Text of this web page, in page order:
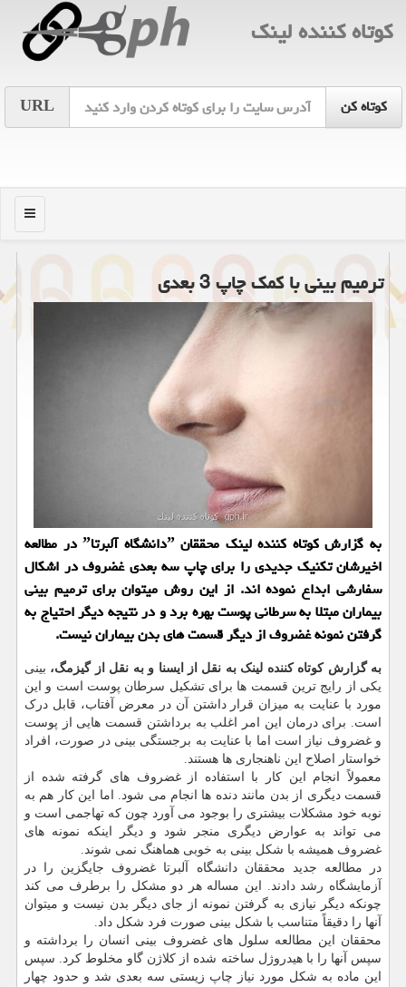
كوتاه كننده لینك
URL
منو
ترمیم بینی با كمك چاپ 3 بعدی
به گزارش کوتاه کننده لینک محققان ˮدانشگاه آلبرتاˮ در مطالعه
اخیرشان تکنیک جدیدی را برای چاپ سه بعدی غضروف در اشکال
سفارشی ابداع نموده اند. از این روش میتوان برای ترمیم بینی
بیماران مبتلا به سرطانی پوست بهره برد و در نتیجه دیگر احتیاج به
گرفتن نمونه غضروف از دیگر قسمت های بدن بیماران نیست.
به گزارش کوتاه کننده لینک به نقل از ایسنا و به نقل از گیزمگ، بینی
یکی از رایج ترین قسمت ها برای تشکیل سرطان پوست است و این
مورد با عنایت به میزان قرار داشتن آن در معرض آفتاب، قابل درک
است. برای درمان این امر اغلب به برداشتن قسمت هایی از پوست
و غضروف نیاز است اما با عنایت به برجستگی بینی در صورت، افراد
خواستار اصلاح این ناهنجاری ها هستند.
معمولاً انجام این کار با استفاده از غضروف های گرفته شده از
قسمت دیگری از بدن مانند دنده ها انجام می شود. اما این کار هم به
نوبه خود مشکلات بیشتری را بوجود می آورد چون که تهاجمی است و
می تواند به عوارض دیگری منجر شود و دیگر اینکه نمونه های
غضروف همیشه با شکل بینی به خوبی هماهنگ نمی شوند.
در مطالعه جدید محققان دانشگاه آلبرتا غضروف جایگزین را در
آزمایشگاه رشد دادند. این مساله هر دو مشکل را برطرف می کند
چونکه دیگر نیازی به گرفتن نمونه از جای دیگر بدن نیست و میتوان
آنها را دقیقاً متناسب با شکل بینی صورت فرد شکل داد.
محققان این مطالعه سلول های غضروف بینی انسان را برداشته و
سپس آنها را با هیدروژل ساخته شده از کلاژن گاو مخلوط کرد. سپس
این ماده به شکل مورد نیاز چاپ زیستی سه بعدی شد و حدود چهار